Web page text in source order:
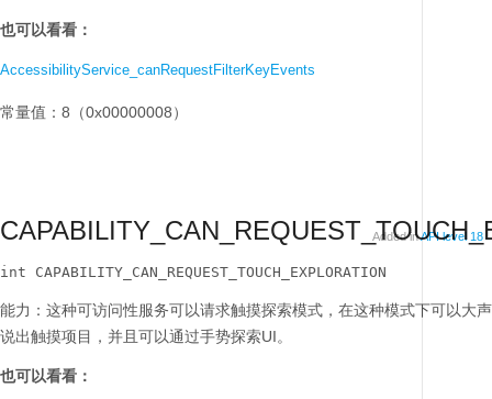
也可以看看：
AccessibilityService_canRequestFilterKeyEvents
常量值：8（0x00000008）
Added inAPI level 18
int CAPABILITY_CAN_REQUEST_TOUCH_EXPLORATION
能力：这种可访问性服务可以请求触摸探索模式，在这种模式下可以大声
说出触摸项目，并且可以通过手势探索UI。
也可以看看：